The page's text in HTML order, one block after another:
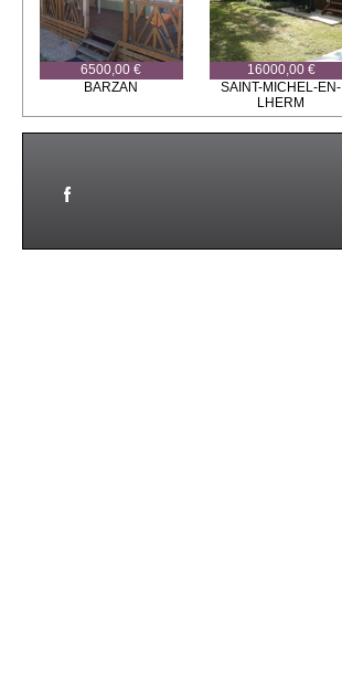
6500,00 €
BARZAN
16000,00 €
SAINT-MICHEL-EN-
LHERM